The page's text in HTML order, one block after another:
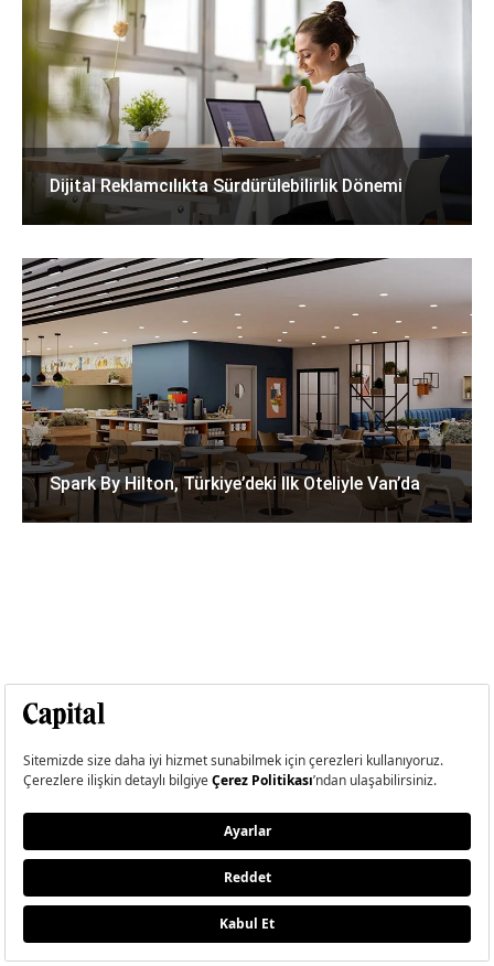
Dijital Reklamcılıkta Sürdürülebilirlik Dönemi
Spark By Hilton, Türkiye’deki Ilk Oteliyle Van’da